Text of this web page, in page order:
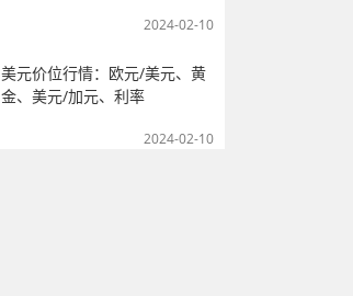
2024-02-10
美元价位行情：欧元/美元、黄
金、美元/加元、利率
2024-02-10